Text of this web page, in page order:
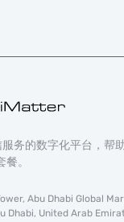
务的数字化平台，帮
。
Abu Dhabi Global
Dhabi, United Arab